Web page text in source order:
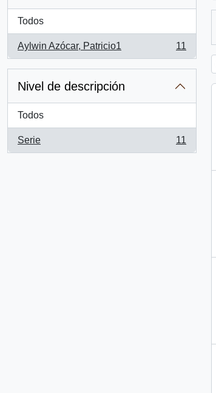
Todos
Aylwin Azócar, Patricio1
, 11 resultados
11
Nivel de descripción
Todos
Serie
, 11 resultados
11